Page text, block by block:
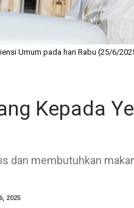
Umum pada hari Rabu (25/6/
Kepada
dan membutuhkan
2025